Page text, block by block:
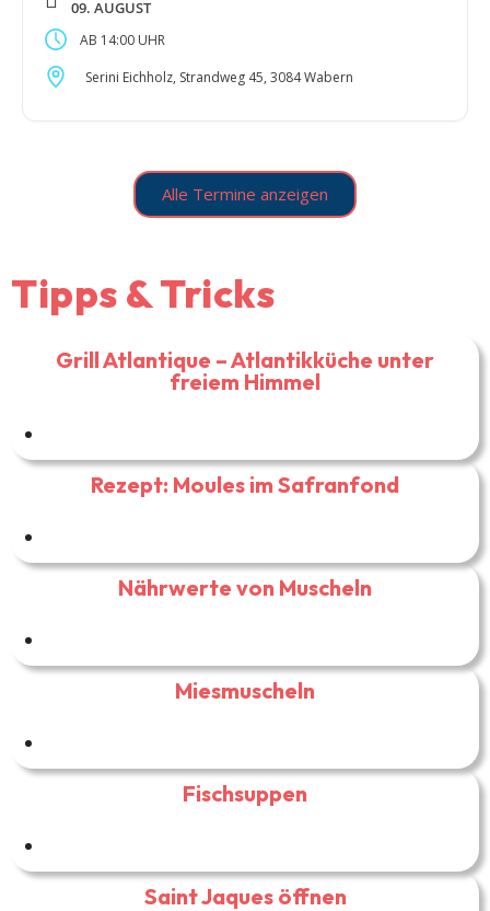
09. AUGUST
14:00
Serini Eichholz, Strandweg 45, 3084 Wabern
Alle Termine anzeigen
Tipps & Tricks
Grill Atlantique – Atlantikküche unter
freiem Himmel
Rezept: Moules im Safranfond
Nährwerte von Muscheln
Miesmuscheln
Fischsuppen
Saint Jaques öffnen